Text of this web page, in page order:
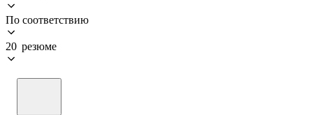
По соответствию
20 резюме